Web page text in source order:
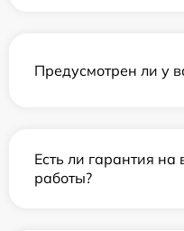
Предусмотрен ли у
Есть ли гарантия
работы?